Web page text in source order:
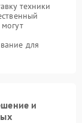
техники
для
и